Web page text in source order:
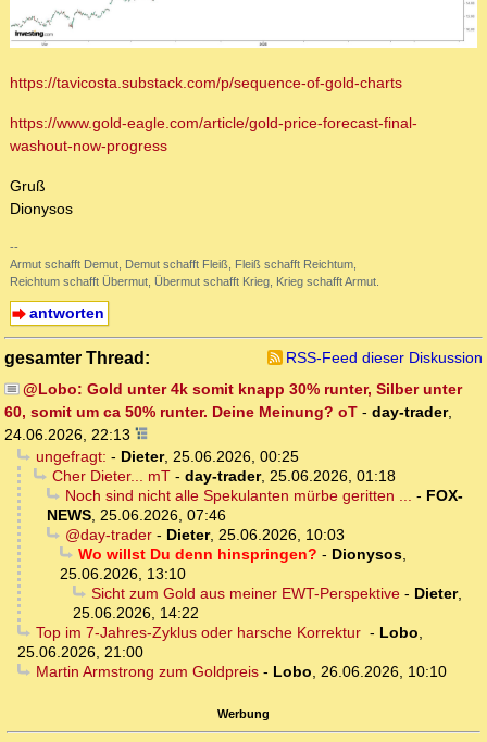
https://tavicosta.substack.com/p/sequence-of-gold-charts
https://www.gold-eagle.com/article/gold-price-forecast-final-
washout-now-progress
Gruß
Dionysos
--
Armut schafft Demut, Demut schafft Fleiß, Fleiß schafft Reichtum,
Reichtum schafft Übermut, Übermut schafft Krieg, Krieg schafft Armut.
antworten
gesamter Thread:
RSS-Feed dieser Diskussion
@Lobo: Gold unter 4k somit knapp 30% runter, Silber unter
60, somit um ca 50% runter. Deine Meinung? oT - day-trader,
24.06.2026, 22:13
ungefragt: - Dieter, 25.06.2026, 00:25
Cher Dieter... mT- day-trader, 25.06.2026, 01:18
Noch sind nicht alle Spekulanten mürbe geritten ...
- FOX-
NEWS 25.06.2026, 07:46
@day-trader- Dieter, 25.06.2026, 10:03
Wo willst Du denn hinspringen? - Dionysos,
25.06.2026, 13:10
Sicht zum Gold aus meiner EWT-Perspektive- Dieter,
25.06.2026, 14:22
Top im 7-Jahres-Zyklus oder harsche Korrektur - Lobo
25.06.2026, 21:00
Martin Armstrong zum Goldpreis- Lobo 26.06.2026, 10:10
Werbung